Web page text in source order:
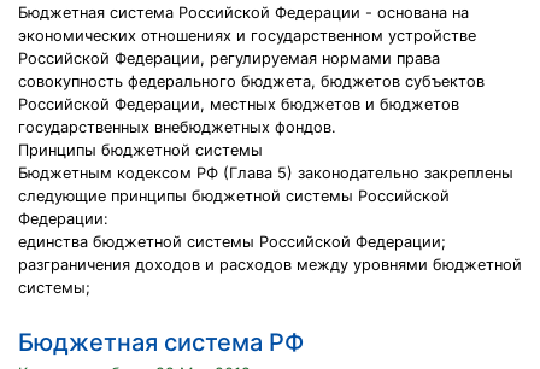
Бюджетная система Российской Федерации - основана на
экономических отношениях и государственном устройстве
Российской Федерации, регулируемая нормами права
совокупность федерального бюджета, бюджетов субъектов
Российской Федерации, местных бюджетов и бюджетов
государственных внебюджетных фондов.
Принципы бюджетной системы
Бюджетным кодексом РФ (Глава 5) законодательно закреплены
следующие принципы бюджетной системы Российской
Федерации:
единства бюджетной системы Российской Федерации;
разграничения доходов и расходов между уровнями бюджетной
системы;
Бюджетная система РФ